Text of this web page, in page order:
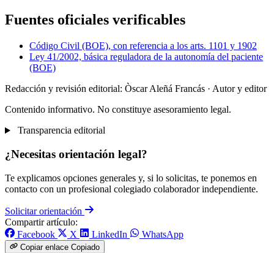
Fuentes oficiales verificables
Código Civil (BOE), con referencia a los arts. 1101 y 1902
Ley 41/2002, básica reguladora de la autonomía del paciente
(BOE)
Redacción y revisión editorial: Òscar Aleñá Francás · Autor y editor
Contenido informativo. No constituye asesoramiento legal.
Transparencia editorial
¿Necesitas orientación legal?
Te explicamos opciones generales y, si lo solicitas, te ponemos en
contacto con un profesional colegiado colaborador independiente.
Solicitar orientación
Compartir artículo:
Facebook
X LinkedIn WhatsApp
Copiar enlace Copiado